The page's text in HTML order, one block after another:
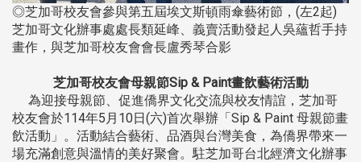
◎芝加哥校友會參與第五屆埃文斯頓雨傘藝術節，(左2起)
芝加哥文化辦事處處長類延峰、義賣活動發起人吳蘊哲手持
畫作，與芝加哥校友會會長盧秀琴合影
芝加哥校友會母親節Sip & Paint畫飲藝術活動
為迎接母親節、促進僑界文化交流與校友情誼，芝加哥
校友會於114年5月10日(六)首次舉辦「Sip & Paint 母親節畫
飲活動」。活動結合藝術、品酒與台灣美食，為僑界帶來一
場充滿創意與溫情的美好聚會。駐芝加哥台北經濟文化辦事